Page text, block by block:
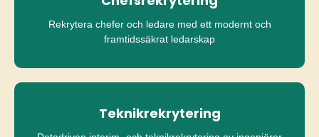
Rekrytera chefer och ledare med ett modernt och
framtidssäkrat ledarskap
Teknikrekrytering